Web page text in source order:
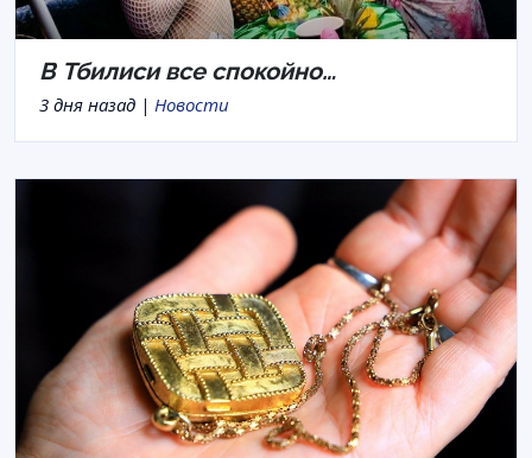
В Тбилиси все спокойно…
3 дня назад | Новости